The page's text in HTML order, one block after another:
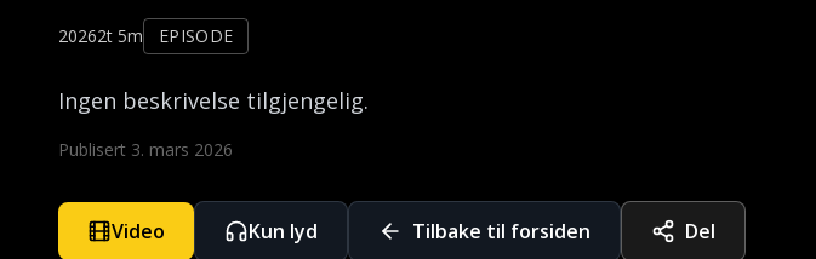
20262t 5m EPISODE
Ingen beskrivelse tilgjengelig.
Publisert 3. mars 2026
Video Kun lyd Tilbake til forsiden Del